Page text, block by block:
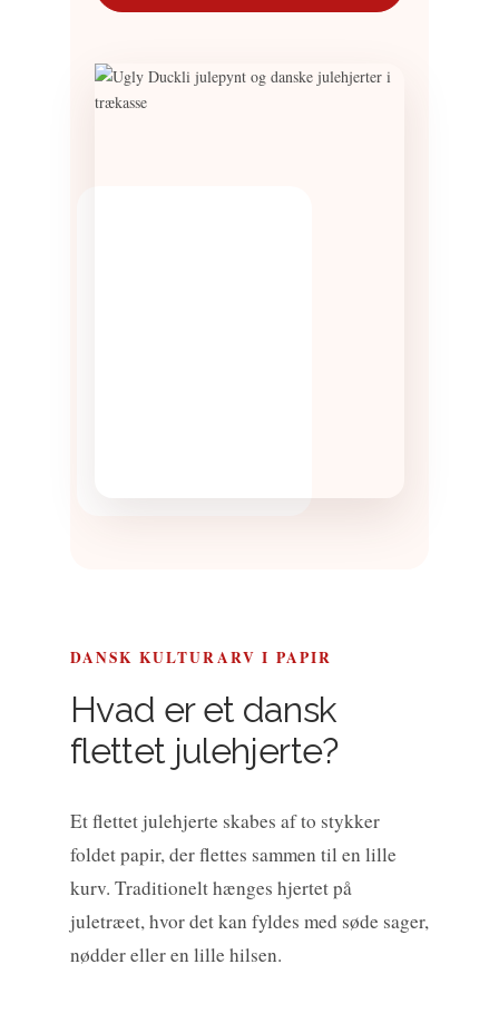
DANSK KULTURARV I PAPIR
Hvad er et dansk
flettet julehjerte?
Et flettet julehjerte skabes af to stykker
foldet papir, der flettes sammen til en lille
kurv. Traditionelt hænges hjertet på
juletræet, hvor det kan fyldes med søde sager,
nødder eller en lille hilsen.